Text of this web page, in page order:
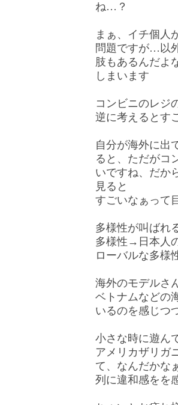
ね…？
まぁ、イチ個人
問題ですが…以
肢もあるんだよ
しまいます
コンビニのレジ
逆に考えるとす
自分が海外に出
ると、ただがコ
いですね、だか
見ると
すごいなぁって
多様性が叫ばれ
多様性→日本人
ローバルな多様
海外のモデルさ
ベトナムなどの
いるのを感じつ
小さな時に遊ん
アメリカザリガ
て、なんだかな
列に違和感をを